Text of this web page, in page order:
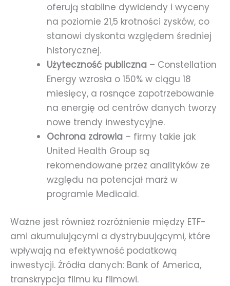
oferują stabilne dywidendy i wyceny
na poziomie 21,5 krotności zysków, co
stanowi dyskonta względem średniej
historycznej.
Użyteczność publiczna – Constellation
Energy wzrosła o 150% w ciągu 18
miesięcy, a rosnące zapotrzebowanie
na energię od centrów danych tworzy
nowe trendy inwestycyjne.
Ochrona zdrowia – firmy takie jak
United Health Group są
rekomendowane przez analityków ze
względu na potencjał marż w
programie Medicaid.
Ważne jest również rozróżnienie między ETF-
ami akumulującymi a dystrybuującymi, które
wpływają na efektywność podatkową
inwestycji. Źródła danych: Bank of America,
transkrypcja filmu ku filmowi.